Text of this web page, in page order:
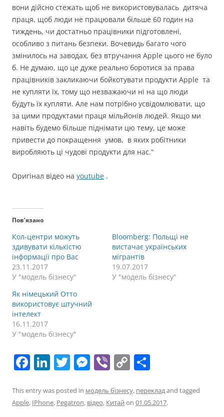
вони дійсно стежать щоб не використовувалась дитяча
праця, щоб люди не працювали більше 60 годин на
тиждень, чи достатньо працівники підготовлені,
особливо з питань безпеки. Вочевидь багато чого
змінилось на заводах, без втручання Apple цього не було
б. Не думаю, що це дуже реально боротися за права
працівників закликаючи бойкотувати продукти Apple та
не купляти їх, тому що незважаючи ні на що люди
будуть їх купляти. Але нам потрібно усвідомлювати, що
за цими продуктами праця мільйонів людей. Якщо ми
навіть будемо більше піднімати цю тему, це може
привести до покращення умов, в яких робітники
виробляють ці чудові продукти для нас.“
Оригінал відео на youtube .
Пов’язано
Кол-центри можуть
здивувати кількістю
інформації про Вас
23.11.2017
У "модель бізнесу"
Bloomberg: Польщі не
вистачає українських
мігрантів
19.07.2017
У "модель бізнесу"
Як німецький Отто
використовує штучний
інтелект
16.11.2017
У "модель бізнесу"
F
c
e
Li
k
e
T
itt
er
M
ss
e
Vi
er
C
p
y
ді
л
This entry was posted in модель бізнесу, перекладand tagged
Apple, IPhone, Pegatron, відео, Китай on 01.05.2017.